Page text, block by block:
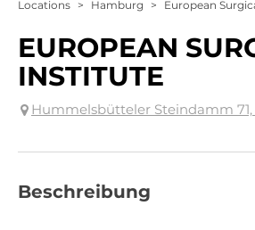
Locations > Hamburg > European
EUROPEAN
INSTITUTE
Hummelsbütteler Steindamm 71,
Beschreibung